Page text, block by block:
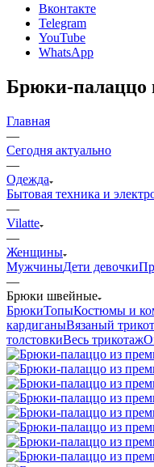
Вконтакте
Telegram
YouTube
WhatsApp
Брюки-палаццо
Главная
—
Сегодня актуально
—
Одежда
Бытовая техника и
—
Vilatte
—
Женщины
МужчиныДети девочки
—
Брюки швейные
БрюкиТопыКостюмы и
кардиганыВязаный
толстовкиВесь трикотаж